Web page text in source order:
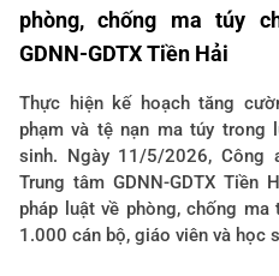
phòng, chống ma túy
GDNN-GDTX Tiền Hải
Thực hiện kế hoạch tăng
phạm và tệ nạn ma túy trong
sinh. Ngày 11/5/2026, Công
Trung tâm GDNN-GDTX Tiền
pháp luật về phòng, chống
1.000 cán bộ, giáo viên và học